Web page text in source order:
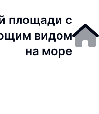
площади с
видом
на море